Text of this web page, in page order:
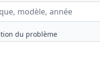
du problème